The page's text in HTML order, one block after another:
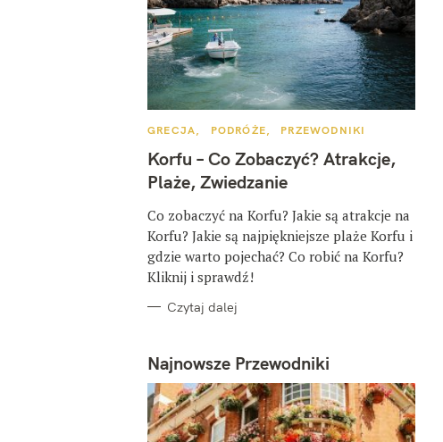
K
T
E
G
O
I
E
GRECJA PODRÓŻE PRZEWODNIKI
Korfu – Co Zobaczyć? Atrakcje,
Plaże, Zwiedzanie
Co zobaczyć na Korfu? Jakie są atrakcje na
Korfu? Jakie są najpiękniejsze plaże Korfu i
gdzie warto pojechać? Co robić na Korfu?
Kliknij i sprawdź!
Czytaj dalej
Najnowsze Przewodniki